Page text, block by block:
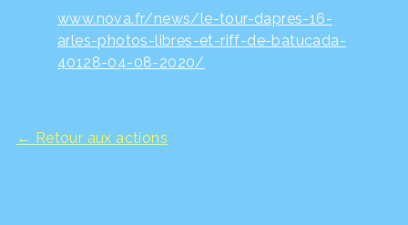
www.nova.fr/news/le-tour-dapres-16-
arles-photos-libres-et-riff-de-batucada-
40128-04-08-2020/
← Retour aux actions